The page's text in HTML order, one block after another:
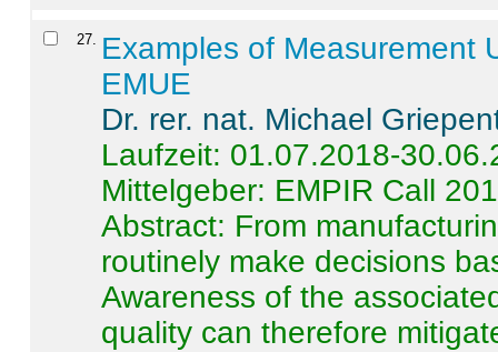
27. Examples of Measurement
EMUE
Dr. rer. nat. Michael
Laufzeit: 01.07.2018-
Mittelgeber: EMPIR Call
Abstract: From
routinely make decisions
Awareness of the
quality can therefore